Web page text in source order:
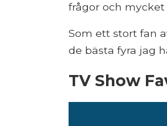
frågor och mycket
Som ett stort fan
de bästa fyra jag
TV Show